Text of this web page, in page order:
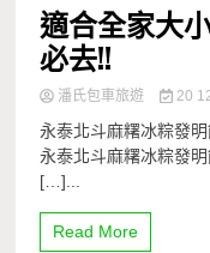
適合全家大
必去!!
潘氏包車旅遊 20
永泰北斗麻糬冰粽發
永泰北斗麻糬冰粽發
[…]...
Read More